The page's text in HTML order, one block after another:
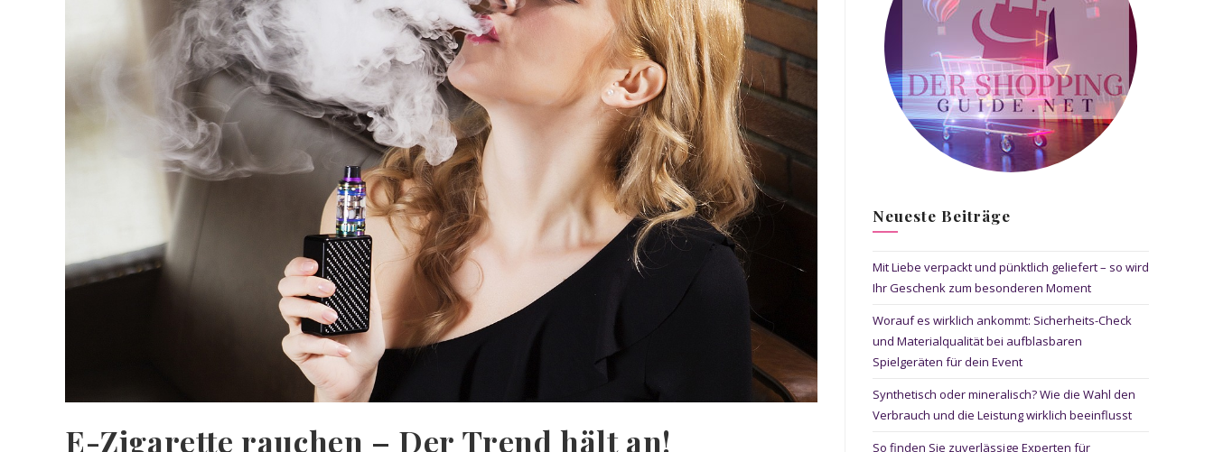
E-Zigarette rauchen – Der Trend hält an!
Neueste Beiträge
Mit Liebe verpackt und pünktlich geliefert – so wird
Ihr Geschenk zum besonderen Moment
Worauf es wirklich ankommt: Sicherheits-Check
und Materialqualität bei aufblasbaren
Spielgeräten für dein Event
Synthetisch oder mineralisch? Wie die Wahl den
Verbrauch und die Leistung wirklich beeinflusst
So finden Sie zuverlässige Experten für